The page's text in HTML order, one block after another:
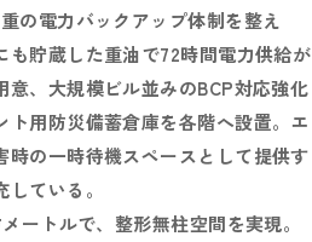
の電力バックアップ体制を整え
も貯蔵した重油で72時間電力供給が
意、大規模ビル並みのBCP対応強化
ト用防災備蓄倉庫を各階へ設置。エ
時の一時待機スペースとして提供す
ている。
ートルで、整形無柱空間を実現。